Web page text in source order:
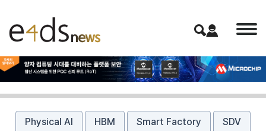
Physical AI HBM Smart Factory SDV